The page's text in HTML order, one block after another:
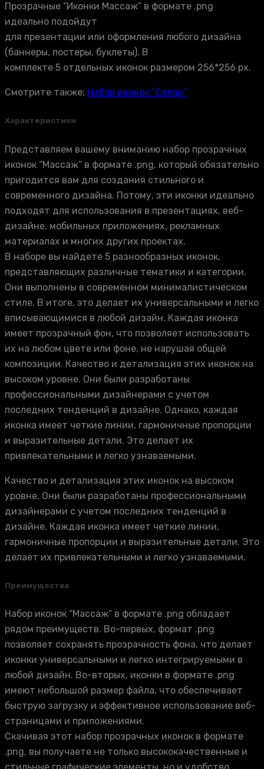
Прозрачные “Иконки Массаж” в формате .png
идеально подойдут
для презентации или оформления любого дизайна
(баннеры, постеры, буклеты). В
комплекте 5 отдельных иконок размером 256*256 px.
Смотрите также: Набор иконок “Салон”
Характеристики
Представляем вашему вниманию набор прозрачных
иконок “Массаж” в формате .png, который обязательно
пригодится вам для создания стильного и
современного дизайна. Потому, эти иконки идеально
подходят для использования в презентациях, веб-
дизайне, мобильных приложениях, рекламных
материалах и многих других проектах.
В наборе вы найдете 5 разнообразных иконок,
представляющих различные тематики и категории.
Они выполнены в современном минималистическом
стиле. В итоге, это делает их универсальными и легко
вписывающимися в любой дизайн. Каждая иконка
имеет прозрачный фон, что позволяет использовать
их на любом цвете или фоне, не нарушая общей
композиции. Качество и детализация этих иконок на
высоком уровне. Они были разработаны
профессиональными дизайнерами с учетом
последних тенденций в дизайне. Однако, каждая
иконка имеет четкие линии, гармоничные пропорции
и выразительные детали. Это делает их
привлекательными и легко узнаваемыми.
Качество и детализация этих иконок на высоком
уровне. Они были разработаны профессиональными
дизайнерами с учетом последних тенденций в
дизайне. Каждая иконка имеет четкие линии,
гармоничные пропорции и выразительные детали. Это
делает их привлекательными и легко узнаваемыми.
Преимущества
Набор иконок “Массаж” в формате .png обладает
рядом преимуществ. Во-первых, формат .png
позволяет сохранять прозрачность фона, что делает
иконки универсальными и легко интегрируемыми в
любой дизайн. Во-вторых, иконки в формате .png
имеют небольшой размер файла, что обеспечивает
быструю загрузку и эффективное использование веб-
страницами и приложениями.
Скачивая этот набор прозрачных иконок в формате
.png, вы получаете не только высококачественные и